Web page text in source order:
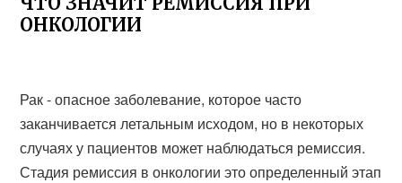
ОНКОЛОГИИ
Рак - опасное заболевание, которое часто
заканчивается летальным исходом, но в некоторых
случаях у пациентов может наблюдаться ремиссия.
Стадия ремиссия в онкологии это определенный этап